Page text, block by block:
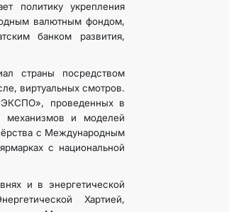
политику укрепления
валютным фондом,
банком развития,
страны посредством
виртуальных смотров.
проведенных в
механизмов и моделей
с Международным
с национальной
и в энергетической
Хартией,